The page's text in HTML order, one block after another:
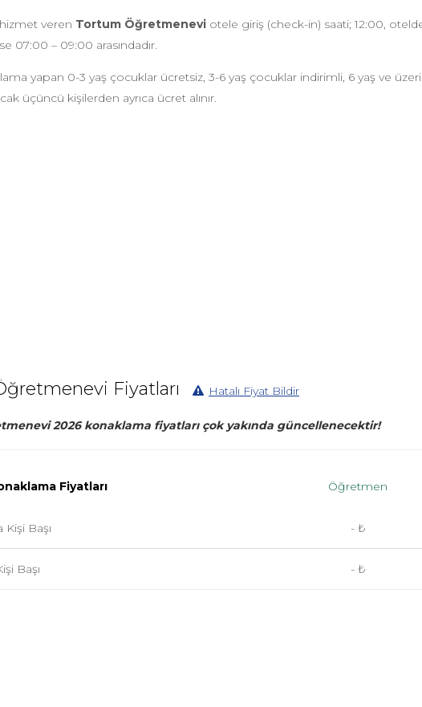
veren Tortum Öğretmenevi otele giriş (check-in) saati; 12:00,
07:00 – 09:00 arasındadır.
yapan 0-3 yaş çocuklar ücretsiz, 3-6 yaş çocuklar indirimli, 6 yaş ve
üçüncü kişilerden ayrıca ücret alınır.
Fiyatları Hatalı Fiyat Bildir
2026 konaklama fiyatları çok yakında güncellenecektir!
Fiyatları Öğretmen
Kişi Başı - ₺
Başı - ₺